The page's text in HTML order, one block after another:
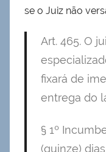
se o Juiz não
Art. 465. O
fixará de
entrega do
§ 1º
(quinze)